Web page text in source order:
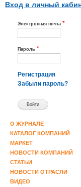
Вход в личный
Электронная почта *
Пароль *
Регистрация
Забыли пароль?
О ЖУРНАЛЕ
КАТАЛОГ КОМПАНИЙ
МАРКЕТ
НОВОСТИ КОМПАНИЙ
СТАТЬИ
НОВОСТИ ОТРАСЛИ
ВИДЕО